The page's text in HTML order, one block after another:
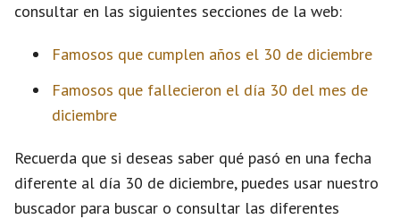
consultar en las siguientes secciones de la web:
Famosos que cumplen años el 30 de diciembre
Famosos que fallecieron el día 30 del mes de
diciembre
Recuerda que si deseas saber qué pasó en una fecha
diferente al día 30 de diciembre, puedes usar nuestro
buscador para buscar o consultar las diferentes